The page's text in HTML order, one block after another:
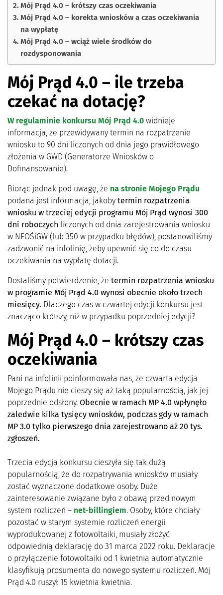
Mój Prąd 4.0 – krótszy czas oczekiwania
Mój Prąd 4.0 – korekta wniosków a czas oczekiwania
na wypłatę
Mój Prąd 4.0 – wciąż wiele środków do
rozdysponowania
Mój Prąd 4.0 – ile trzeba
czekać na dotację?
W regulaminie konkursu Mój Prąd 4.0 widnieje
informacja, że przewidywany termin na rozpatrzenie
wniosku to 90 dni liczonych od dnia jego prawidłowego
złożenia w GWD (Generatorze Wniosków o
Dofinansowanie).
Biorąc jednak pod uwagę, że na stronie Mojego Prądu
podana jest informacja, jakoby termin rozpatrzenia
wniosku w trzeciej edycji programu Mój Prąd wynosi 300
dni roboczych liczonych od dnia zarejestrowania wniosku
w NFOŚiGW (lub 350 w przypadku błędów), postanowiliśmy
zadzwonić na infolinię, żeby upewnić się co do czasu
oczekiwania na wypłatę dotacji.
Dostaliśmy potwierdzenie, że termin rozpatrzenia wniosku
w programie Mój Prąd 4.0 wynosi obecnie około trzech
miesięcy. Dlaczego czas w czwartej edycji konkursu jest
znacząco krótszy, niż w przypadku poprzedniej edycji?
Mój Prąd 4.0 – krótszy czas
oczekiwania
Pani na infolinii poinformowała nas, że czwarta edycja
Mojego Prądu nie cieszy się aż taką popularnością, jak jej
poprzednie odsłony. Obecnie w ramach MP 4.0 wpłynęło
zaledwie kilka tysięcy wniosków, podczas gdy w ramach
MP 3.0 tylko pierwszego dnia zarejestrowano aż 20 tys.
zgłoszeń.
Trzecia edycja konkursu cieszyła się tak dużą
popularnością, że do rozpatrywania wniosków musiały
zostać wyznaczone dodatkowe osoby. Duże
zainteresowanie związane było z obawą przed nowym
system rozliczeń – net-billingiem. Osoby, które chciały
pozostać w starym systemie rozliczeń energii
wyprodukowanej z fotowoltaiki, musiały złożyć
odpowiednią deklarację do 31 marca 2022 roku. Deklaracje
o przyłączenie fotowoltaiki od 1 kwietnia automatycznie
klasyfikują prosumenta do nowego systemu rozliczeń. Mój
Prąd 4.0 ruszył 15 kwietnia kwietnia.